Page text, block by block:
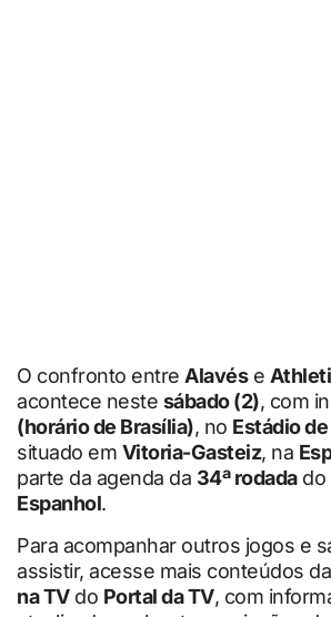
O confronto entre Alavése
acontece neste sábado (2), com
(horário de Brasília), no Estádio
situado em Vitoria-Gasteiz, na
parte da agenda da 34ª rodadado
Espanhol.
Para acompanhar outros jogos e
assistir, acesse mais conteúdos
na TVdo Portal da TV, com